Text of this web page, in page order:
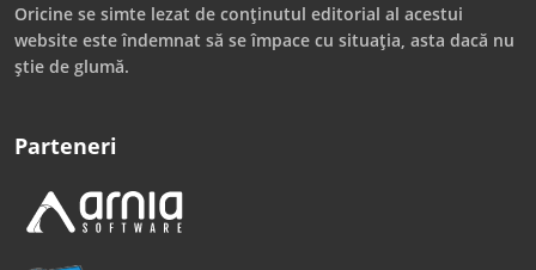
Oricine se simte lezat de conținutul editorial al acestui
website este îndemnat să se împace cu situația, asta dacă nu
știe de glumă.
Parteneri